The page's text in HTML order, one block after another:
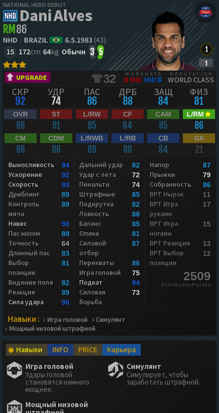
NATIONAL HERO DEBUT
Dani Alves
RM 86
NHD BRAZIL 6.5.1983(43)
15 172cm 64kg Обычн 3 5
UPGRADE 32 WORKRATE
MID MID
REPUTATION
WORLD CLASS
СКР
92
УДР
74
ПАС
86
ДРБ
88
ЗАЩ
84
ФИЗ
81
OVR
86
ST
81
L/RW
85
CF
84
CAM
85
L/RM
86
CM
86
CDM
86
L/RWB
89
L/RB
88
CB
84
GK
21
Выносливость 94
Ускорение 92
Скорость 93
Дриблинг 89
Контроль
мяча
89
Навес 90
Пас низом 89
Точность 64
Длинный пас 83
Выбор
позиции
81
Видение поля 82
Реакция 89
Сила удара 90
Дальний удар 82
Удар с лёта 72
Пенальти 74
Штрафные 85
Подкрутка 82
Ловкость 88
Баланс 85
Опека 81
Силовой
отбор
87
Перехваты 86
Игра головой 75
Подкат 94
Силовая
борьба
73
Напор 87
Прыжки 79
Собранность 86
ВРТ Нырок 11
ВРТ Игра
руками
17
ВРТ Игра
ногами
15
ВРТ Реакция 13
ВРТ Выбор
позиции
12
2509
AttributesPoints
Навыки : Игра головой
Симулянт
Мощный низовой штрафной
Навыки INFO PRICE
Карьера
Игра головой
Удары головой
становятся намного
мощнее.
Симулянт
Симулирует, чтобы
заработать штрафной.
Мощный низовой